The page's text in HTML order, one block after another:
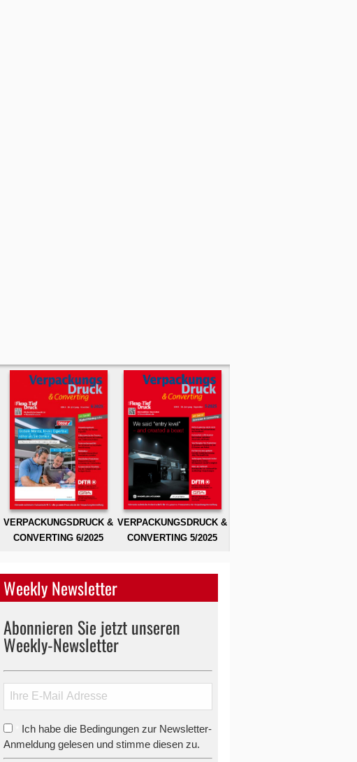
VERPACKUNGSDRUCK &
CONVERTING 6/2025
VERPACKUNGSDRUCK &
CONVERTING 5/2025
Weekly Newsletter
Abonnieren Sie jetzt unseren
Weekly-Newsletter
Ich habe die Bedingungen zur Newsletter-
Anmeldung gelesen und stimme diesen zu.